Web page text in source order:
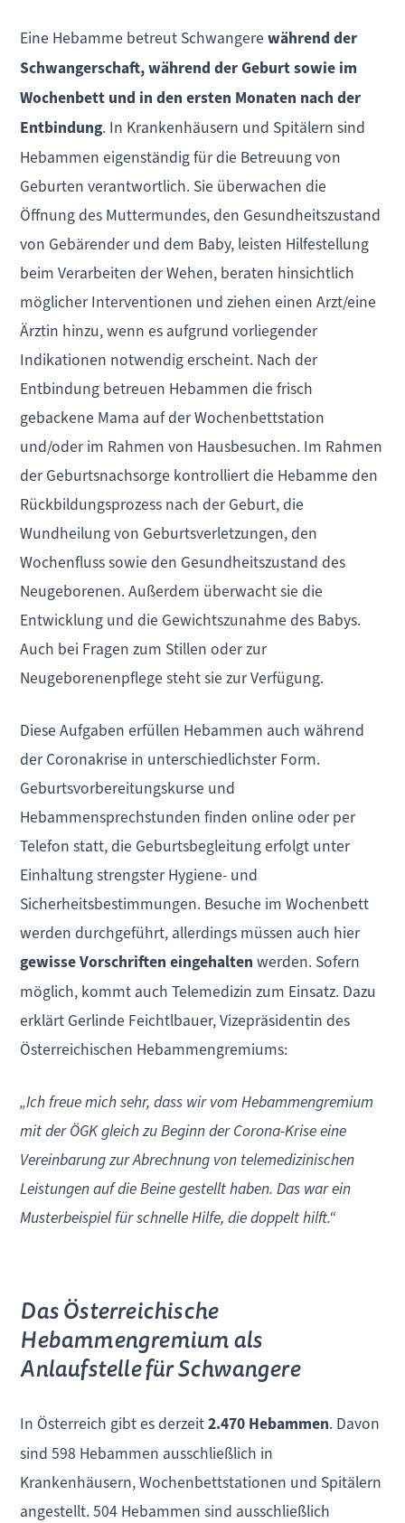
Eine Hebamme betreut Schwangerewährend der
Schwangerschaft, während der Geburt sowie im
Wochenbett und in den ersten Monaten nach der
Entbindung. In Krankenhäusern und Spitälern sind
Hebammen eigenständig für die Betreuung von
Geburten verantwortlich. Sie überwachen die
Öffnung des Muttermundes, den Gesundheitszustand
von Gebärender und dem Baby, leisten Hilfestellung
beim Verarbeiten der Wehen, beraten hinsichtlich
möglicher Interventionen und ziehen einen Arzt/eine
Ärztin hinzu, wenn es aufgrund vorliegender
Indikationen notwendig erscheint. Nach der
Entbindung betreuen Hebammen die frisch
gebackene Mama auf der Wochenbettstation
und/oder im Rahmen von Hausbesuchen. Im Rahmen
der Geburtsnachsorge kontrolliert die Hebamme den
Rückbildungsprozess nach der Geburt, die
Wundheilung von Geburtsverletzungen, den
Wochenfluss sowie den Gesundheitszustand des
Neugeborenen. Außerdem überwacht sie die
Entwicklung und die Gewichtszunahme des Babys.
Auch bei Fragen zum Stillen oder zur
Neugeborenenpflege steht sie zur Verfügung.
Diese Aufgaben erfüllen Hebammen auch während
der Coronakrise in unterschiedlichster Form.
Geburtsvorbereitungskurse und
Hebammensprechstunden finden online oder per
Telefon statt, die Geburtsbegleitung erfolgt unter
Einhaltung strengster Hygiene- und
Sicherheitsbestimmungen. Besuche im Wochenbett
werden durchgeführt, allerdings müssen auch hier
gewisse Vorschriften eingehalten werden. Sofern
möglich, kommt auch Telemedizin zum Einsatz. Dazu
erklärt Gerlinde Feichtlbauer, Vizepräsidentin des
Österreichischen Hebammengremiums:
„Ich freue mich sehr, dass wir vom Hebammengremium
mit der ÖGK gleich zu Beginn der Corona-Krise eine
Vereinbarung zur Abrechnung von telemedizinischen
Leistungen auf die Beine gestellt haben. Das war ein
Musterbeispiel für schnelle Hilfe, die doppelt hilft.“
Das Österreichische
Hebammengremium als
Anlaufstelle für Schwangere
In Österreich gibt es derzeit2.470 Hebammen. Davon
sind 598 Hebammen ausschließlich in
Krankenhäusern, Wochenbettstationen und Spitälern
angestellt. 504 Hebammen sind ausschließlich